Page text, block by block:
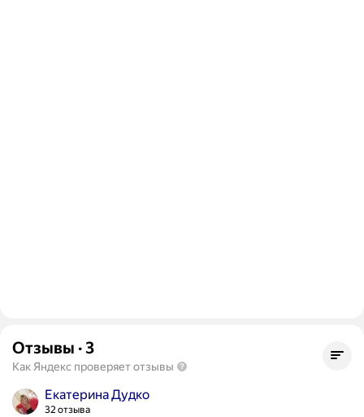
Отзывы · 3
Как Яндекс проверяет отзывы
Екатерина Дудко
32 отзыва